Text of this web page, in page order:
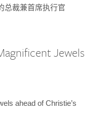
总裁兼首席执行官
Jewels
ahead of Christie’s